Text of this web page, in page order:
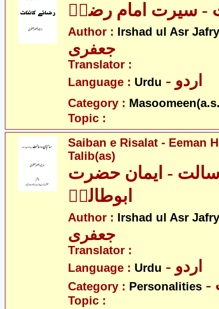
- سیرت امام رضاؑ
Author : Irshad ul Asr Jafry
جعفری
Translator :
Language : Urdu - اردو
Category :
Topic :
Saiban e Risalat - Eeman
Talib(as)
- ایمان حضرت
ابوطالبؑ
Author : Irshad ul Asr Jafry
جعفری
Translator :
Language : Urdu - اردو
Category : Personalities
Topic :